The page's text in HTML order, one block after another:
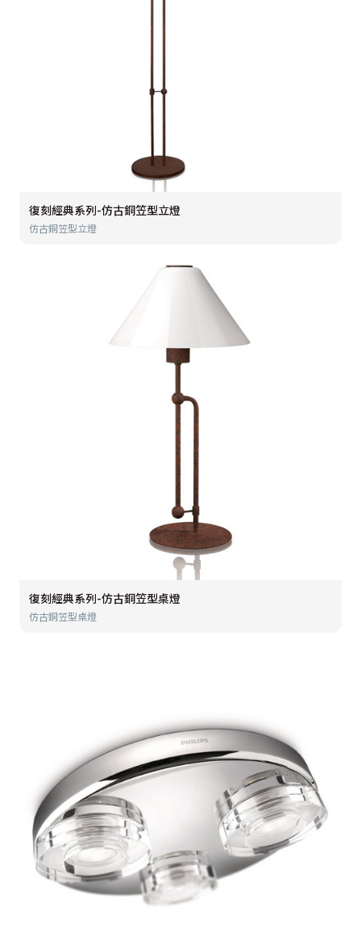
復刻經典系列-仿古銅笠型立燈
仿古銅笠型立燈
復刻經典系列-仿古銅笠型桌燈
仿古銅笠型桌燈